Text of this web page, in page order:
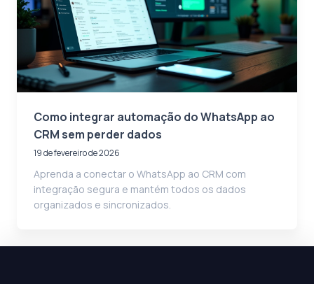
Como integrar automação do WhatsApp ao
CRM sem perder dados
19 de fevereiro de 2026
Aprenda a conectar o WhatsApp ao CRM com
integração segura e mantém todos os dados
organizados e sincronizados.